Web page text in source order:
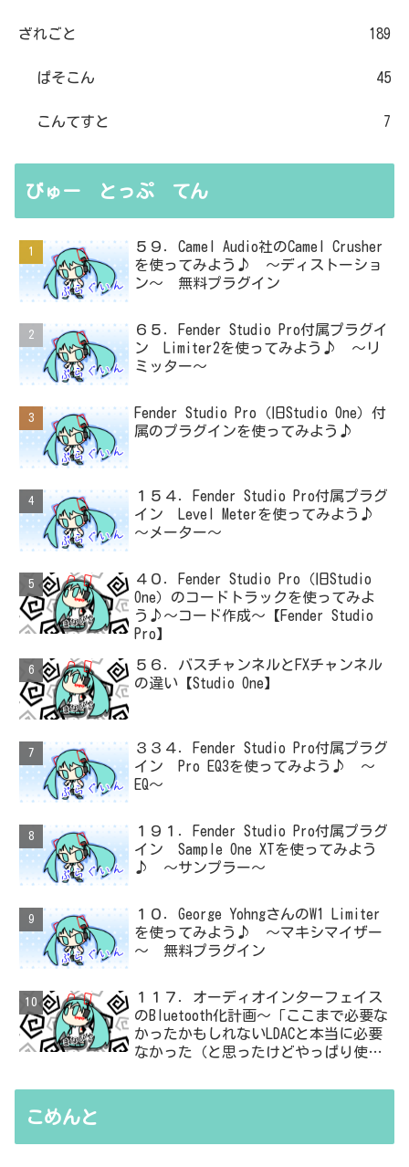
ざれごと 189
ぱそこん 45
こんてすと 7
びゅー とっぷ てん
５９．Camel Audio社のCamel Crusher
を使ってみよう♪ ～ディストーショ
ン～ 無料プラグイン
６５．Fender Studio Pro付属プラグイ
ン Limiter2を使ってみよう♪ ～リ
ミッター～
Fender Studio Pro（旧Studio One）付
属のプラグインを使ってみよう♪
１５４．Fender Studio Pro付属プラグ
イン Level Meterを使ってみよう♪
～メーター～
４０．Fender Studio Pro（旧Studio
One）のコードトラックを使ってみよ
う♪～コード作成～【Fender Studio
Pro】
５６．バスチャンネルとFXチャンネル
の違い【Studio One】
３３４．Fender Studio Pro付属プラグ
イン Pro EQ3を使ってみよう♪ ～
EQ～
１９１．Fender Studio Pro付属プラグ
イン Sample One XTを使ってみよう
♪ ～サンプラー～
１０．George YohngさんのW1 Limiter
を使ってみよう♪ ～マキシマイザー
～ 無料プラグイン
１１７．オーディオインターフェイス
のBluetooth化計画～「ここまで必要な
かったかもしれないLDACと本当に必要
なかった（と思ったけどやっぱり使っ
無駄を重ねた結論はシンプルだった
こめんと